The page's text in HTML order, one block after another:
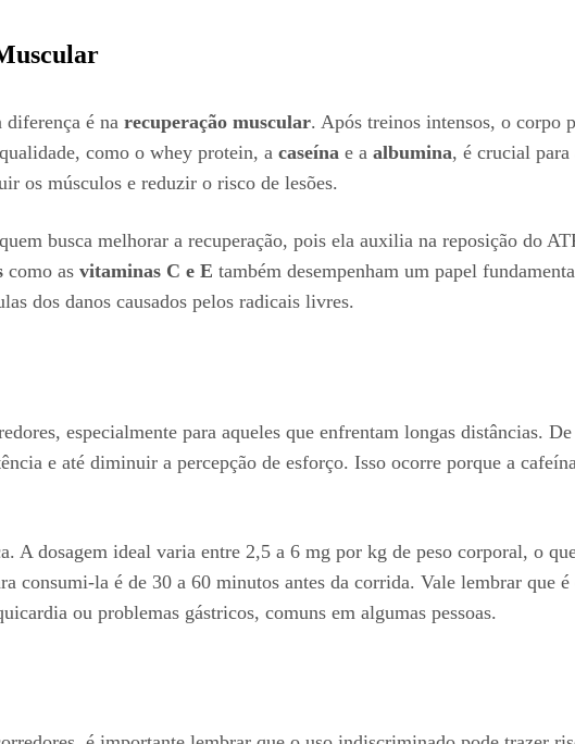
diferença é na recuperação muscular. Após treinos intensos, o corpo
como o whey protein, a caseína e a albumina, é crucial para
os músculos e reduzir o risco de lesões.
busca melhorar a recuperação, pois ela auxilia na reposição do
como as vitaminas C e E também desempenham um papel
dos danos causados pelos radicais livres.
especialmente para aqueles que enfrentam longas distâncias.
e até diminuir a percepção de esforço. Isso ocorre porque a
A dosagem ideal varia entre 2,5 a 6 mg por kg de peso corporal, o
consumi-la é de 30 a 60 minutos antes da corrida. Vale lembrar que
ou problemas gástricos, comuns em algumas pessoas.